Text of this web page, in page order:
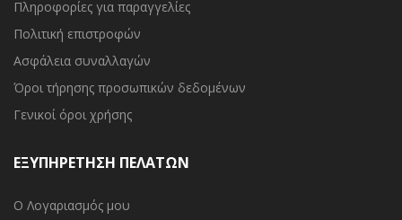
Πληροφορίες για παραγγελίες
Πολιτική επιστροφών
Ασφάλεια συναλλαγών
Όροι τήρησης προσωπικών δεδομένων
Γενικοί όροι χρήσης
ΕΞΥΠΗΡΕΤΗΣΗ ΠΕΛΑΤΩΝ
Ο Λογαριασμός μου